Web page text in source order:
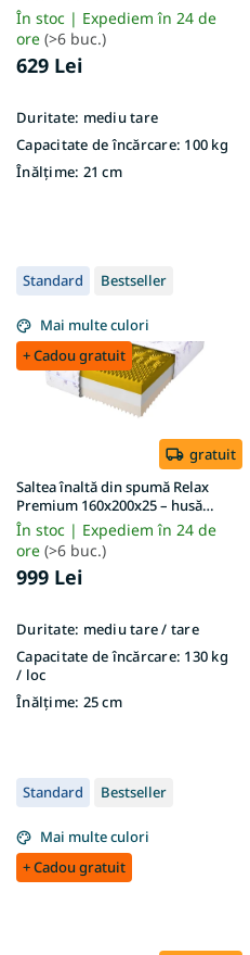
e
În stoc | Expediem în 24 de
ore (>6 buc.)
629 Lei
Duritate: mediu tare
Capacitate de încărcare: 100 kg
Înălțime: 21 cm
Standard Bestseller
Mai multe culori
+ Cadou gratuit
gratuit
Saltea înaltă din spumă Relax
Premium 160x200x25 – husă
Lavender
În stoc | Expediem în 24 de
ore (>6 buc.)
999 Lei
Duritate: mediu tare / tare
Capacitate de încărcare: 130 kg
/ loc
Înălțime: 25 cm
Standard Bestseller
Mai multe culori
+ Cadou gratuit